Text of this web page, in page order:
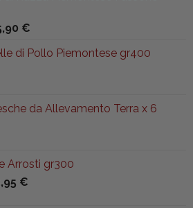
€
attuale
di Pollo Piemontese gr400
da Allevamento Terra x 6
Arrosti gr300
€